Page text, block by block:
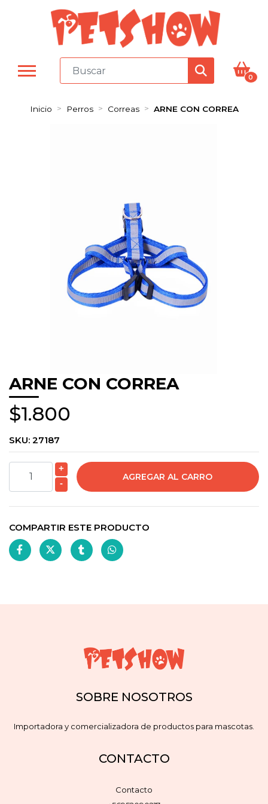
0
Inicio Perros Correas ARNE CON CORREA
ARNE CON CORREA
$1.800
SKU: 27187
+
-
COMPARTIR ESTE PRODUCTO
SOBRE NOSOTROS
Importadora y comercializadora de productos para mascotas.
CONTACTO
Contacto